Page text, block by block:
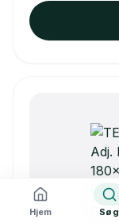
Hjem Søg